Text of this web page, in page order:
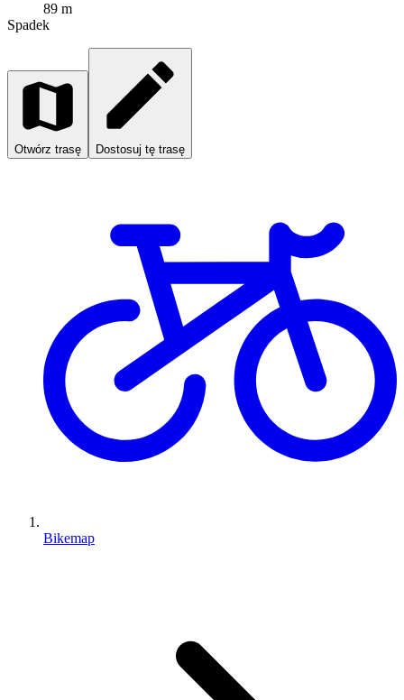
89 m
Spadek
Otwórz trasę Dostosuj tę trasę
Bikemap